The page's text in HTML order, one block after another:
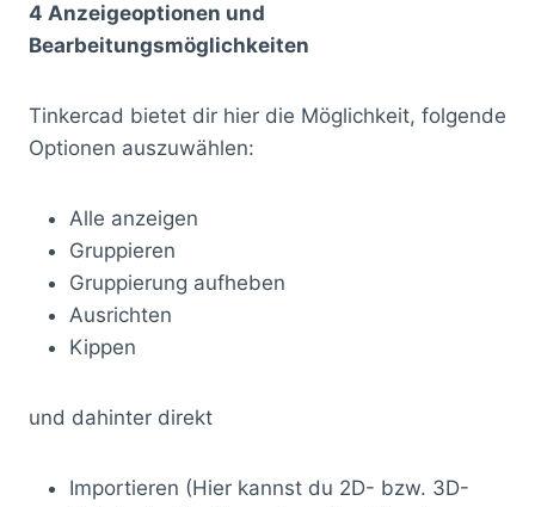
4 Anzeigeoptionen und
Bearbeitungsmöglichkeiten
Tinkercad bietet dir hier die Möglichkeit, folgende
Optionen auszuwählen:
Alle anzeigen
Gruppieren
Gruppierung aufheben
Ausrichten
Kippen
und dahinter direkt
Importieren (Hier kannst du 2D- bzw. 3D-